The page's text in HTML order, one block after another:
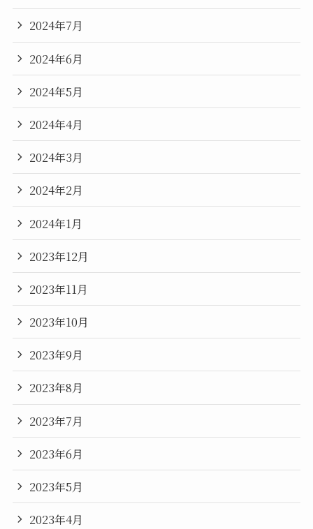
2024年7月
2024年6月
2024年5月
2024年4月
2024年3月
2024年2月
2024年1月
2023年12月
2023年11月
2023年10月
2023年9月
2023年8月
2023年7月
2023年6月
2023年5月
2023年4月